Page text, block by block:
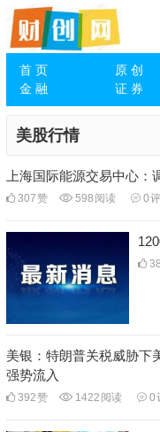
首 页 原 创
金 融
证 券
美股行情
上海国际能源交易中心
307赞 598 阅读 0
美银：特朗普关税威胁下
强势流入
392赞 1422 阅读 0